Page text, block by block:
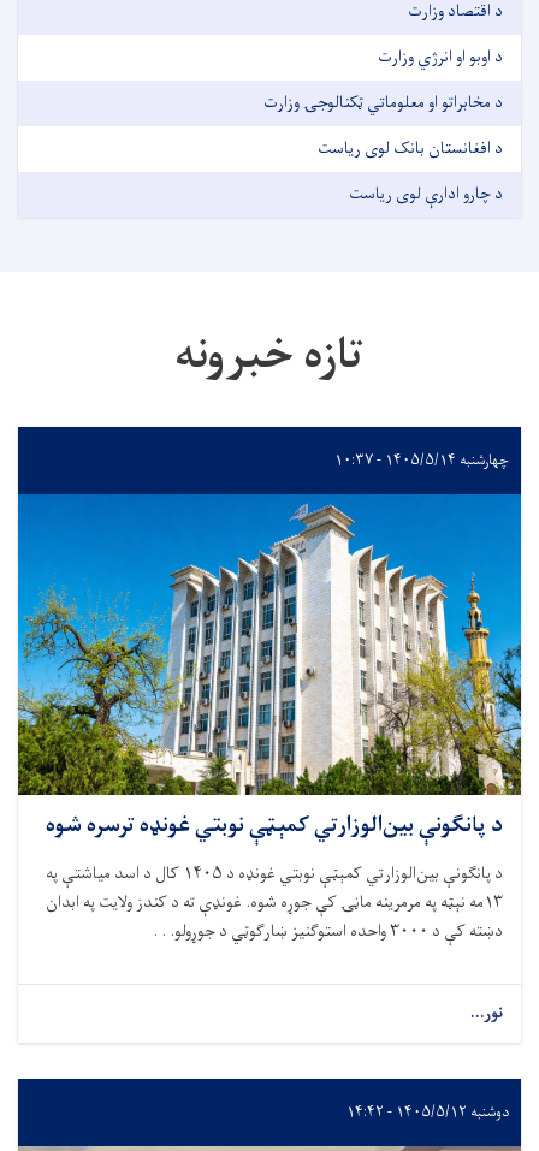
د اقتصاد وزارت
د اوبو او انرژي وزارت
د مخابراتو او معلوماتي ټکنالوجۍ وزارت
د افغانستان بانک لوی ریاست
د چارو ادارې لوی رياست
تازه خبرونه
چهارشنبه ۱۴۰۵/۵/۱۴ - ۱۰:۳۷
د پانګونې بین‌الوزارتي کمېټې نوبتي غونډه ترسره شوه
د پانګونې بین‌الوزارتي کمېټې نوبتي غونډه د ۱۴۰۵ کال د اسد میاشتې په
۱۳مه نېټه په مرمرینه ماڼۍ کې جوړه شوه. غونډې ته د کندز ولایت په ابدان
دښته کې د ۳۰۰۰واحده استوګنیز ښارګوټي د جوړولو. . .
نور...
دوشنبه ۱۴۰۵/۵/۱۲ - ۱۴:۴۲